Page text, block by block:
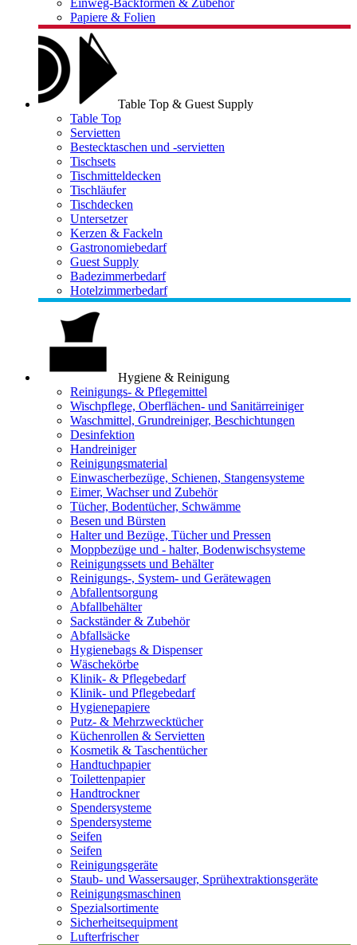
Einweg-Backformen & Zubehör
Papiere & Folien
Table Top & Guest Supply
Table Top
Servietten
Bestecktaschen und -servietten
Tischsets
Tischmitteldecken
Tischläufer
Tischdecken
Untersetzer
Kerzen & Fackeln
Gastronomiebedarf
Guest Supply
Badezimmerbedarf
Hotelzimmerbedarf
Hygiene & Reinigung
Reinigungs- & Pflegemittel
Wischpflege, Oberflächen- und Sanitärreiniger
Waschmittel, Grundreiniger, Beschichtungen
Desinfektion
Handreiniger
Reinigungsmaterial
Einwascherbezüge, Schienen, Stangensysteme
Eimer, Wachser und Zubehör
Tücher, Bodentücher, Schwämme
Besen und Bürsten
Halter und Bezüge, Tücher und Pressen
Moppbezüge und - halter, Bodenwischsysteme
Reinigungssets und Behälter
Reinigungs-, System- und Gerätewagen
Abfallentsorgung
Abfallbehälter
Sackständer & Zubehör
Abfallsäcke
Hygienebags & Dispenser
Wäschekörbe
Klinik- & Pflegebedarf
Klinik- und Pflegebedarf
Hygienepapiere
Putz- & Mehrzwecktücher
Küchenrollen & Servietten
Kosmetik & Taschentücher
Handtuchpapier
Toilettenpapier
Handtrockner
Spendersysteme
Spendersysteme
Seifen
Seifen
Reinigungsgeräte
Staub- und Wassersauger, Sprühextraktionsgeräte
Reinigungsmaschinen
Spezialsortimente
Sicherheitsequipment
Lufterfrischer